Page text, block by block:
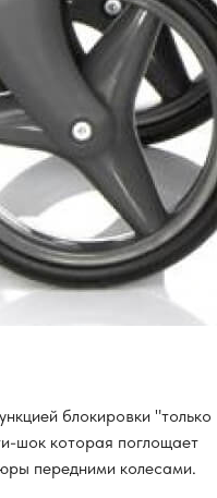
блокировки "только
шок которая поглощает
передними колесами.